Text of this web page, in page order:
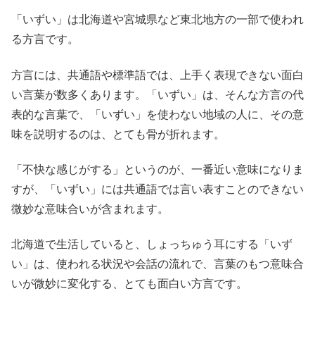
「いずい」は北海道や宮城県など東北地方の一部で使われ
る方言です。
方言には、共通語や標準語では、上手く表現できない面白
い言葉が数多くあります。「いずい」は、そんな方言の代
表的な言葉で、「いずい」を使わない地域の人に、その意
味を説明するのは、とても骨が折れます。
「不快な感じがする」というのが、一番近い意味になりま
すが、「いずい」には共通語では言い表すことのできない
微妙な意味合いが含まれます。
北海道で生活していると、しょっちゅう耳にする「いず
い」は、使われる状況や会話の流れで、言葉のもつ意味合
いが微妙に変化する、とても面白い方言です。